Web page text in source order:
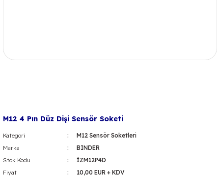
M12 4 Pın Düz Dişi Sensör Soketi
Kategori
M12 Sensör Soketleri
Marka
BINDER
Stok Kodu
İZM12P4D
Fiyat
10,00 EUR + KDV